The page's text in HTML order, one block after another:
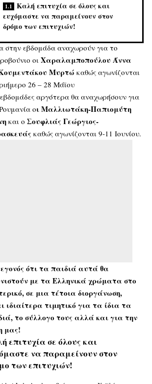
Καλή επιτυχία σε όλους και
ευχόμαστε να παραμείνουν στον
δρόμο των επιτυχιών!
στην εβδομάδα αναχωρούν για το
οι Χαραλαμποπούλου Άννα
Μυρτώ καθώς αγωνίζονται
26 – 28 Μάϊου
αργότερα θα αναχωρήσουν για
οι Μαλλιωτάκη-Παπιομύτη
και ο Σουφλιάς Γεώργιος-
καθώς αγωνίζονται 9-11 Ιουνίου.
ότι τα παιδιά αυτά θα
με τα Ελληνικά χρώματα στο
σε μια τέτοια διοργάνωση,
ιδιαίτερα τιμητικό για τα ίδια τα
το σύλλογο τους αλλά και για την
μας!
επιτυχία σε όλους και
να παραμείνουν στον
των επιτυχιών!